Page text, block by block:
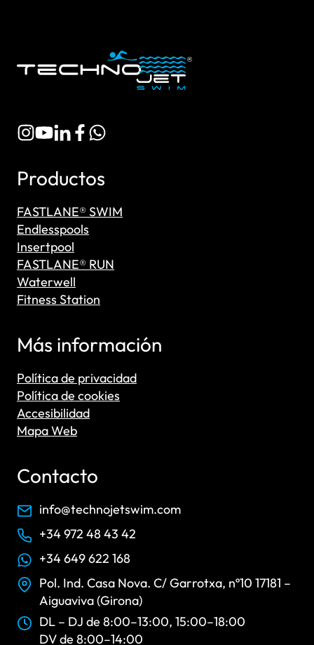
Productos
FASTLANE® SWIM
Endlesspools
Insertpool
FASTLANE® RUN
Waterwell
Fitness Station
Más información
Política de privacidad
Política de cookies
Accesibilidad
Mapa Web
Contacto
info@technojetswim.com
+34 972 48 43 42
+34 649 622 168
Pol. Ind. Casa Nova. C/ Garrotxa, nº10 17181 –
Aiguaviva (Girona)
DL – DJ de 8:00–13:00, 15:00–18:00
DV de 8:00–14:00